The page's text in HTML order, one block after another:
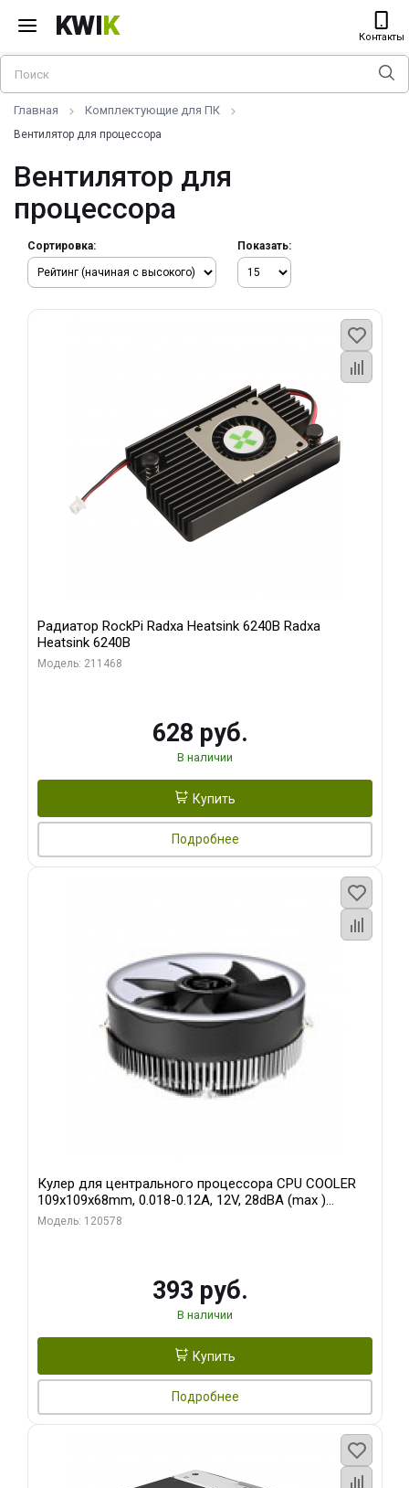
KWIK Контакты
Главная Комплектующие для ПК
Вентилятор для процессора
Вентилятор для
процессора
Сортировка: Показать:
Радиатор RockPi Radxa Heatsink 6240B Radxa
Heatsink 6240B
Модель: 211468
628 руб.
В наличии
Купить
Подробнее
Кулер для центрального процессора CPU COOLER
109x109x68mm, 0.018-0.12A, 12V, 28dBA (max )
+/-10%
Модель: 120578
393 руб.
В наличии
Купить
Подробнее